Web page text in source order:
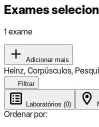
Exames
1 exame
Adicionar mais
Heinz, Corpúsculos,
Filtrar
Laboratórios (0)
Ordenar por: